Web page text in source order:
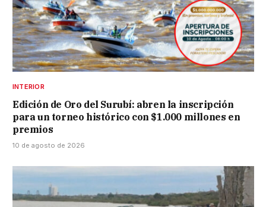
INTERIOR
Edición de Oro del Surubí: abren la inscripción
para un torneo histórico con $1.000 millones en
premios
10 de agosto de 2026